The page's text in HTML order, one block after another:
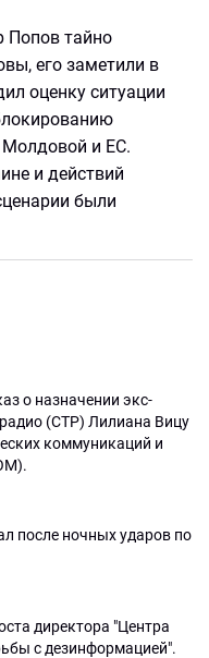
о назначении экс-
радио (СТР) Лилиана Вицу
коммуникаций и
после ночных ударов по
директора "Центра
с дезинформацией".
Попов тайно
его заметили в
оценку ситуации
и ЕС.
и действий
были